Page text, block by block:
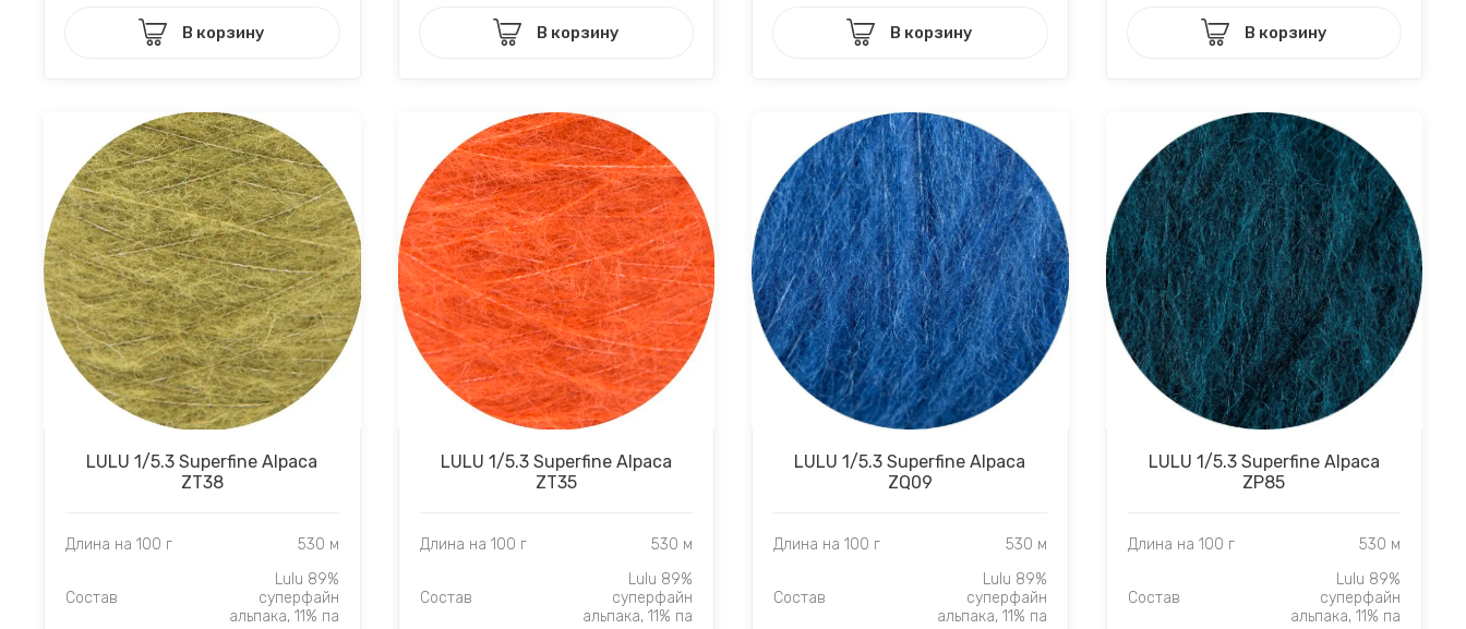
В корзину В корзину В корзину В корзину
LULU 1/5.3 Superfine Alpaca
ZT38
Длина на 100 г 530 м
Состав
Lulu 89%
суперфайн
альпака, 11% па
LULU 1/5.3 Superfine Alpaca
ZT35
Длина на 100 г 530 м
Состав
Lulu 89%
суперфайн
альпака, 11% па
LULU 1/5.3 Superfine Alpaca
ZQ09
Длина на 100 г 530 м
Состав
Lulu 89%
суперфайн
альпака, 11% па
LULU 1/5.3 Superfine Alpaca
ZP85
Длина на 100 г 530 м
Состав
Lulu 89%
суперфайн
альпака, 11% па